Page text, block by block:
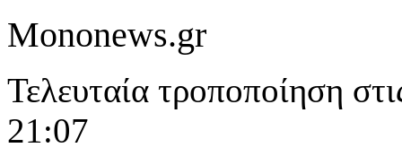
Mononews.gr
Τελευταία τροποποίηση
21:07